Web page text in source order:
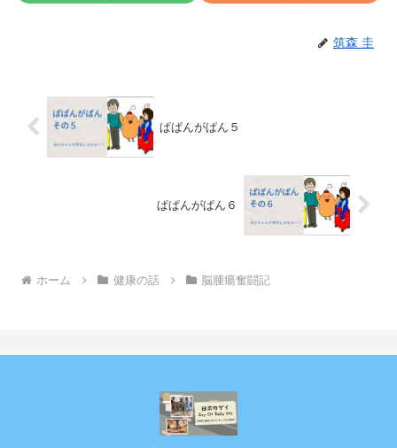
筑森 圭
ぱぱんがぱん５
ぱぱんがぱん６
ホーム 健康の話 脳腫瘍奮闘記